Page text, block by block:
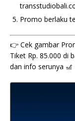
Promo berlaku
👉 Cek gambar
Tiket Rp. 85.000 di
dan info serunya 🎢